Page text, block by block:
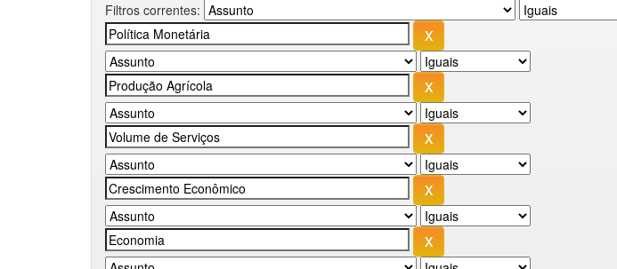
Filtros correntes: